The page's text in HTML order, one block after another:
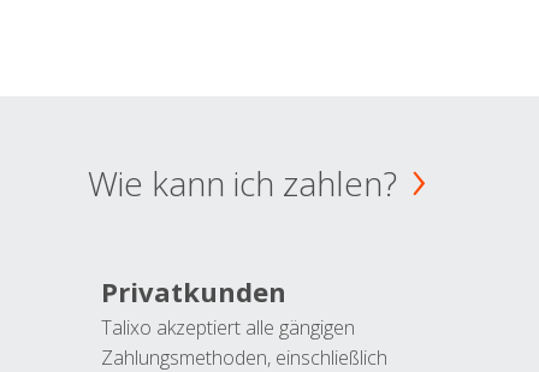
Wie kann ich zahlen?
Privatkunden
Talixo akzeptiert alle gängigen
Zahlungsmethoden, einschließlich